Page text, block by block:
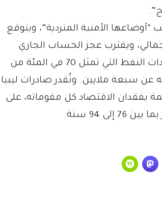
الأمنية المتردية”، ويتوقع
من الناتج الإجمالي، ويقترب عجز الحساب الجاري
للمدفوعات من 21 في المئة، نتيجة النقص في إيرادات النفط التي تمثل 70 في المئة من
بلد يقل سكانه عن سبعة ملايين. وتُقدر صادرات ليبيا
يفقدان الاقتصاد كل مقوماته، على
94 سنة.